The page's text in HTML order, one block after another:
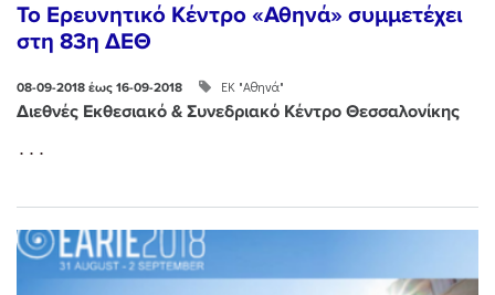
Το Ερευνητικό Κέντρο «Αθηνά» συμμετέχει
στη 83η ΔΕΘ
08-09-2018 έως 16-09-2018 ΕΚ "Αθηνά"
Διεθνές Εκθεσιακό & Συνεδριακό Κέντρο Θεσσαλονίκης
...